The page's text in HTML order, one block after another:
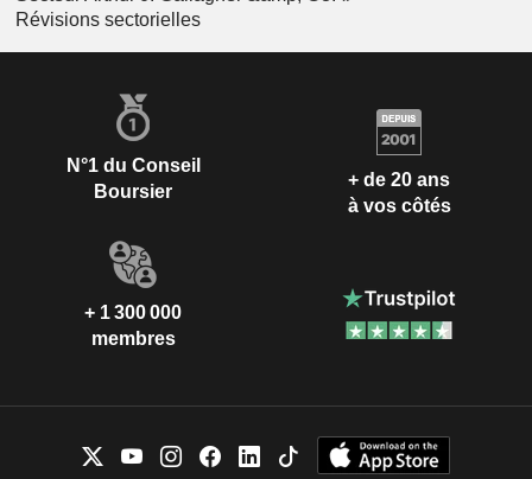
Révisions sectorielles
N°1 du Conseil
Boursier
+ de 20 ans
à vos côtés
+ 1 300 000
membres